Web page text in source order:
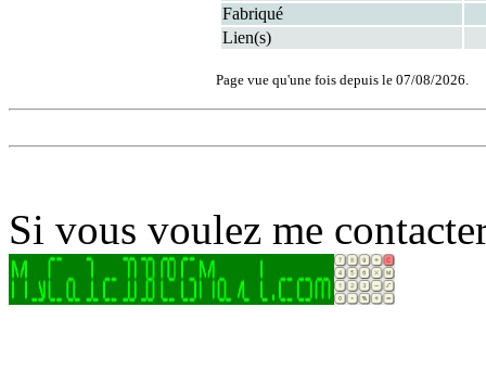
Fabriqué
Lien(s)
Page vue qu'une fois depuis le 07/08/2026.
Si vous voulez me